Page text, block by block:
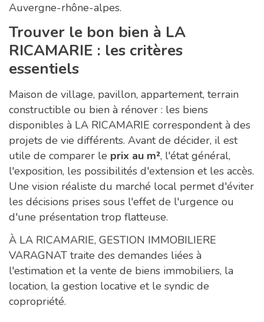
Auvergne-rhône-alpes.
Trouver le bon bien à LA
RICAMARIE : les critères
essentiels
Maison de village, pavillon, appartement, terrain
constructible ou bien à rénover : les biens
disponibles à LA RICAMARIE correspondent à des
projets de vie différents. Avant de décider, il est
utile de comparer le prix au m², l'état général,
l'exposition, les possibilités d'extension et les accès.
Une vision réaliste du marché local permet d'éviter
les décisions prises sous l'effet de l'urgence ou
d'une présentation trop flatteuse.
À LA RICAMARIE, GESTION IMMOBILIERE
VARAGNAT traite des demandes liées à
l'estimation et la vente de biens immobiliers, la
location, la gestion locative et le syndic de
copropriété.